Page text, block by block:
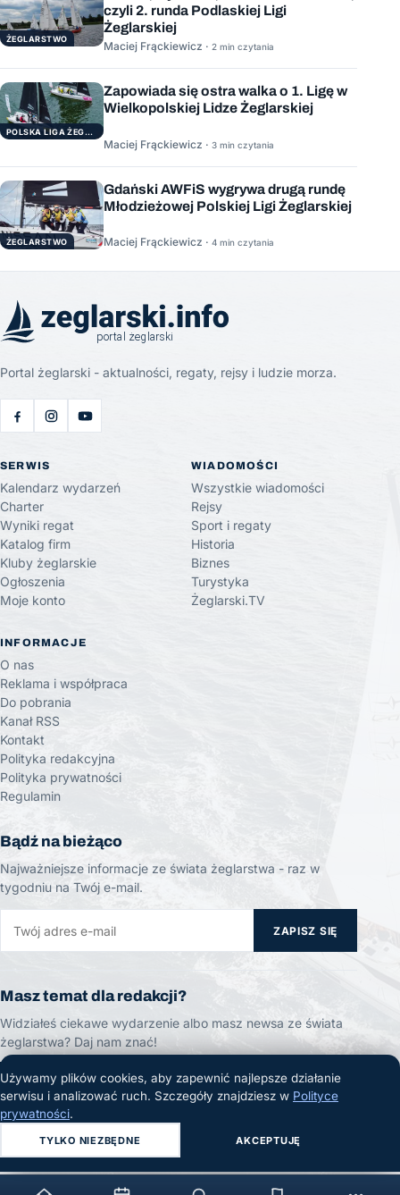
ŻEGLARSTWO
czyli 2. runda Podlaskiej Ligi
Żeglarskiej
Maciej Frąckiewicz · 2 min czytania
POLSKA LIGA ŻEGLARSKA
Zapowiada się ostra walka o 1. Ligę w
Wielkopolskiej Lidze Żeglarskiej
Maciej Frąckiewicz · 3 min czytania
ŻEGLARSTWO
Gdański AWFiS wygrywa drugą rundę
Młodzieżowej Polskiej Ligi Żeglarskiej
Maciej Frąckiewicz · 4 min czytania
Portal żeglarski - aktualności, regaty, rejsy i ludzie morza.
SERWIS
Kalendarz wydarzeń
Charter
Wyniki regat
Katalog firm
Kluby żeglarskie
Ogłoszenia
Moje konto
WIADOMOŚCI
Wszystkie wiadomości
Rejsy
Sport i regaty
Historia
Biznes
Turystyka
Żeglarski.TV
INFORMACJE
O nas
Reklama i współpraca
Do pobrania
Kanał RSS
Kontakt
Polityka redakcyjna
Polityka prywatności
Regulamin
Bądź na bieżąco
Najważniejsze informacje ze świata żeglarstwa - raz w
tygodniu na Twój e-mail.
ZAPISZ SIĘ
Masz temat dla redakcji?
Widziałeś ciekawe wydarzenie albo masz newsa ze świata
żeglarstwa? Daj nam znać!
ZGŁOŚ TEMAT
© 2026 Żeglarski.info. Wszelkie prawa zastrzeżone.
Używamy plików cookies, aby zapewnić najlepsze działanie
serwisu i analizować ruch. Szczegóły znajdziesz w Polityce
prywatności.
TYLKO NIEZBĘDNE AKCEPTUJĘ